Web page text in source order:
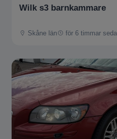
Wilk s3 barnkammare
Skåne län för 6 timmar